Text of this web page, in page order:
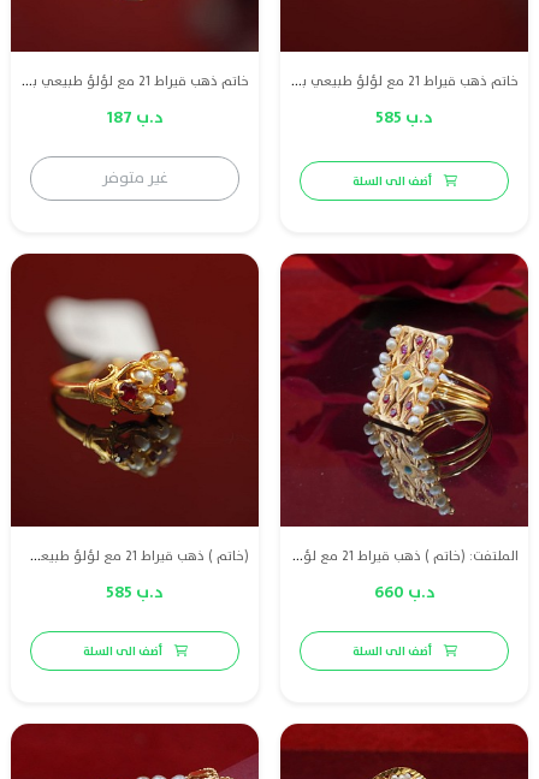
خاتم ذهب قيراط 21 مع لؤلؤ طبيعي بحريني وا زمرد أخضر
د.ب 585
أضف الى السلة
خاتم ذهب قيراط 21 مع لؤلؤ طبيعي بحريني
د.ب 187
غير متوفر
الملتفت: (خاتم ) ذهب قيراط 21 مع لؤلؤ طبيعي بحريني
د.ب 660
أضف الى السلة
(خاتم ) ذهب قيراط 21 مع لؤلؤ طبيعي بحريني وياقوت احمر طبيعي
د.ب 585
أضف الى السلة